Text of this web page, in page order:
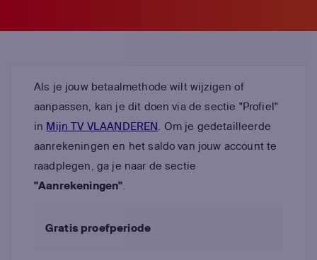
Als je jouw betaalmethode wilt wijzigen of
aanpassen, kan je dit doen via de sectie "Profiel"
in Mijn TV VLAANDEREN. Om je gedetailleerde
aanrekeningen en het saldo van jouw account te
raadplegen, ga je naar de sectie
"Aanrekeningen".
Gratis proefperiode